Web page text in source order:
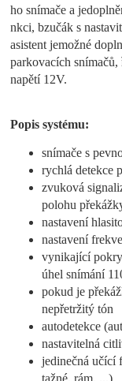
ho snímače a
nkci, bzučák s
asistent jemožné
parkovacích
napětí 12V.
Popis systému:
snímače s
rychlá detekce
zvuková
polohu
nastavení
nastavení
vynikající
úhel snímání
pokud je
nepřetržitý tón
autodetekce
nastavitelná
jedinečná učící
tažné, rám, ...)